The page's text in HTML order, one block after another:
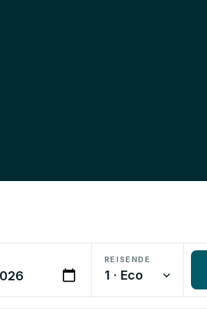
REISENDE
1 · Eco